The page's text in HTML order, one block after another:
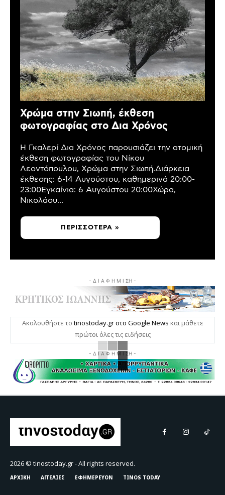
Χρώμα στην Σιωπή, έκθεση
φωτογραφίας στο Δια Χρόνος
Η Γκαλερί Δια Χρόνος παρουσιάζει την ατομική
έκθεση φωτογραφίας του Νίκου
Λεοντόπουλου, Χρώμα στην Σιωπή.Διάρκεια
έκθεσης: 6-14 Αυγούστου, καθημερινά 20:00-
23:00Εγκαίνια: 6 Αυγούστου 20:00Χώρα,
Νικολάου...
ΠΕΡΙΣΣΌΤΕΡΑ »
- Δ Ι Α Φ Η Μ Ι ΣΗ -
Ακολουθήστε το tinostoday.gr στο Google News και μάθετε
πρώτοι όλες τις ειδήσεις
- Δ Ι Α Φ Η Μ Ι ΣΗ -
2026 © tinostoday.gr - All rights reserved.
ΑΡΧΙΚΗ ΑΓΓΕΛΙΕΣ ΕΦΗΜΕΡΕΥΟΝ TINOS TODAY